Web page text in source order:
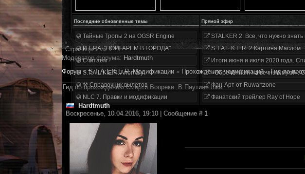
Последние обновленные темы Прямой эфир
Тайные Тропы 2 на OGSR Engine
И.Г.Р.А. "ПОИГАРЕМ В ГОРОДА"
Считаем
S.T.A.L.K.E.R. Anomaly
⚒ Справочник вылетов
NLC 7. Правки и модификации
STALKER 2. Все, что нужно
S.T.A.L.K.E.R. 2 Картина Маслом
Итоги июня и июля 2020 года.
«Обречённый на вечные муки».
Фан-Арт от Ruwartzone
Фанатский трейлер Ray of Hope
Страница1из1
1
Модератор форума: Hardtmuth
Форум » S.T.A.L.K.E.R. Модификации » Прохождение модификаций » Гид по
Гид по прохождению Смерти Вопреки. В Паутине лжи
Hardtmuth
Воскресенье, 10.04.2016, 19:10 | Сообщение # 1